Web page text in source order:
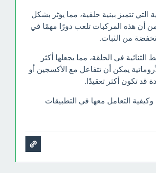
التي تتميز ببنية حلقية، مما يؤثر بشكل
من أن هذه المركبات تلعب دورًا مهمًا في
من الثبات.
في الحلقة، مما يجعلها أكثر
يمكن أن تتفاعل مع الأكسجين أو
قد تكون أكثر تعقيدًا.
التعامل معها في التطبيقات